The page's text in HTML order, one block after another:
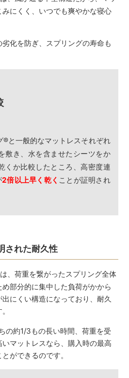
みにくく、いつでも爽やかな寝心
化を防ぎ、スプリングの寿命も
®と一般的なマットレスそれぞれ
敷き、水を含ませたシーツをか
くか比較したところ、高密度連
2倍以上早く乾く ことが証明され
された耐久性
は、荷重を繋がったスプリング全体
部分的に集中した負荷がかから
にくい構造になっており、耐久
の約1/3もの長い時間、荷重を受
マットレスなら、購入時の最高
ができるのです。